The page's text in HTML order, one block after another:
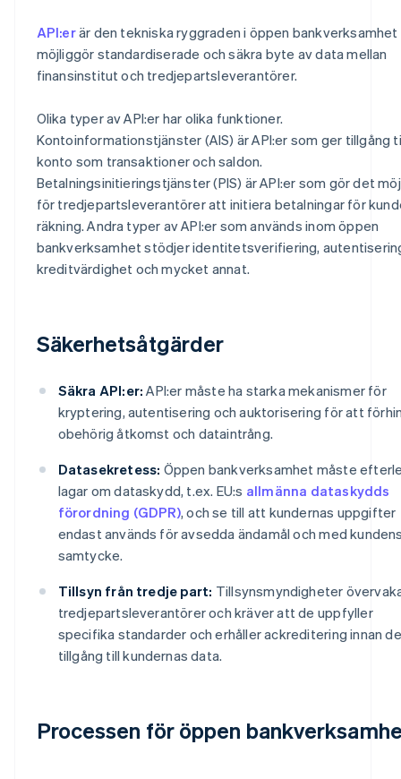
API:erär den tekniska ryggraden i öppen bankverksamhet
möjliggör standardiserade och säkra byte av data mellan
finansinstitut och tredjepartsleverantörer.
Olika typer av API:er har olika funktioner.
Kontoinformationstjänster (AIS) är API:er som ger tillgång
konto som transaktioner och saldon.
Betalningsinitieringstjänster (PIS) är API:er som gör det
för tredjepartsleverantörer att initiera betalningar för
räkning. Andra typer av API:er som används inom öppen
bankverksamhet stödjer identitetsverifiering,
kreditvärdighet och mycket annat.
Säkerhetsåtgärder
Säkra API:er: API:er måste ha starka mekanismer för
kryptering, autentisering och auktorisering för att
obehörig åtkomst och dataintrång.
Datasekretess: Öppen bankverksamhet måste
lagar om dataskydd, t.ex. EU:s allmänna dataskydds
förordning (GDPR), och se till att kundernas uppgifter
endast används för avsedda ändamål och med
samtycke.
Tillsyn från tredje part: Tillsynsmyndigheter
tredjepartsleverantörer och kräver att de uppfyller
specifika standarder och erhåller ackreditering innan
tillgång till kundernas data.
Processen för öppen